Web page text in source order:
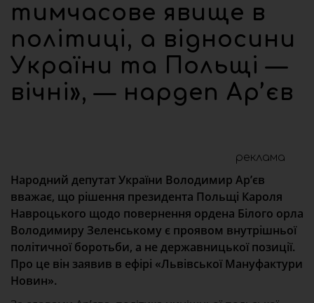
тимчасове явище в
політиці, а відносини
України та Польщі —
вічні», — нардеп Ар’єв
реклама
Народний депутат України Володимир Ар’єв
вважає, що рішення президента Польщі Кароля
Навроцького щодо повернення ордена Білого орла
Володимиру Зеленському є проявом внутрішньої
політичної боротьби, а не державницької позиції.
Про це він заявив в ефірі «Львівської Мануфактури
Новин».